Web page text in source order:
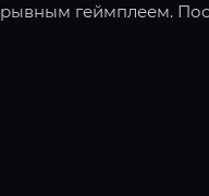
геймплеем.